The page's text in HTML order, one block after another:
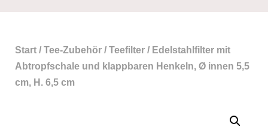
Start / Tee-Zubehör / Teefilter / Edelstahlfilter mit
Abtropfschale und klappbaren Henkeln, Ø innen 5,5
cm, H. 6,5 cm